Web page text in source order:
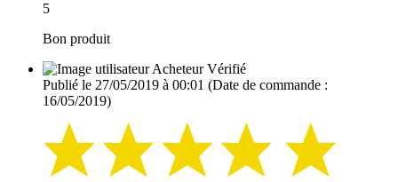
5
Bon produit
Acheteur Vérifié
Publié le 27/05/2019 à 00:01 (Date de commande :
16/05/2019)